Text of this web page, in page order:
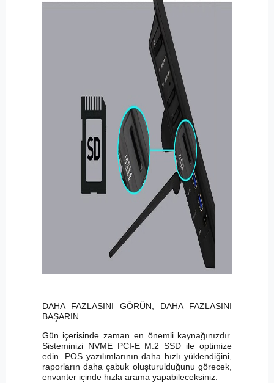
DAHA FAZLASINI GÖRÜN, DAHA FAZLASINI
BAŞARIN
Gün içerisinde zaman en önemli kaynağınızdır.
Sisteminizi NVME PCI-E M.2 SSD ile optimize
edin. POS yazılımlarının daha hızlı yüklendiğini,
raporların daha çabuk oluşturulduğunu görecek,
envanter içinde hızla arama yapabileceksiniz.